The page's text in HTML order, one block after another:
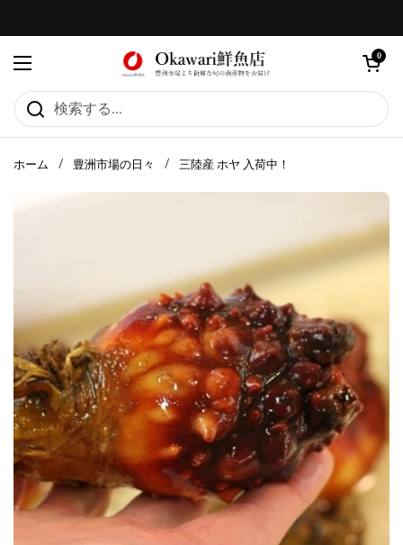
メニューを開く
カートを
0
ホーム / 豊洲市場の日々 / 三陸産 ホヤ 入荷中！